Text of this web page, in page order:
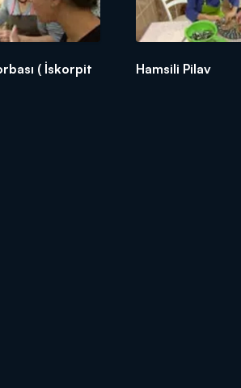
( İskorpit
Hamsili Pilav